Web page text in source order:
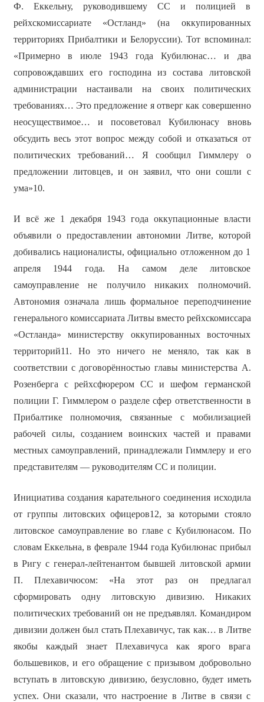
Ф. Еккельну, руководившему СС и полицией в
рейхскомиссариате «Остланд» (на оккупированных
территориях Прибалтики и Белоруссии). Тот вспоминал:
«Примерно в июле 1943 года Кубилюнас… и два
сопровождавших его господина из состава литовской
администрации настаивали на своих политических
требованиях… Это предложение я отверг как совершенно
неосуществимое… и посоветовал Кубилюнасу вновь
обсудить весь этот вопрос между собой и отказаться от
политических требований… Я сообщил Гиммлеру о
предложении литовцев, и он заявил, что они сошли с
ума»10.
И всё же 1 декабря 1943 года оккупационные власти
объявили о предоставлении автономии Литве, которой
добивались националисты, официально отложенном до 1
апреля 1944 года. На самом деле литовское
самоуправление не получило никаких полномочий.
Автономия означала лишь формальное переподчинение
генерального комиссариата Литвы вместо рейхскомиссара
«Остланда» министерству оккупированных восточных
территорий11. Но это ничего не меняло, так как в
соответствии с договорённостью главы министерства А.
Розенберга с рейхсфюрером СС и шефом германской
полиции Г. Гиммлером о разделе сфер ответственности в
Прибалтике полномочия, связанные с мобилизацией
рабочей силы, созданием воинских частей и правами
местных самоуправлений, принадлежали Гиммлеру и его
представителям — руководителям СС и полиции.
Инициатива создания карательного соединения исходила
от группы литовских офицеров12, за которыми стояло
литовское самоуправление во главе с Кубилюнасом. По
словам Еккельна, в феврале 1944 года Кубилюнас прибыл
в Ригу с генерал-лейтенантом бывшей литовской армии
П. Плехавичюсом: «На этот раз он предлагал
сформировать одну литовскую дивизию. Никаких
политических требований он не предъявлял. Командиром
дивизии должен был стать Плехавичус, так как… в Литве
якобы каждый знает Плехавичуса как ярого врага
большевиков, и его обращение с призывом добровольно
вступать в литовскую дивизию, безусловно, будет иметь
успех. Они сказали, что настроение в Литве в связи с